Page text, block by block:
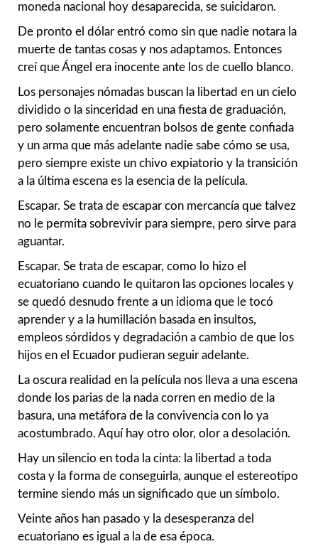
moneda nacional hoy desaparecida, se suicidaron.
De pronto el dólar entró como sin que nadie notara la
muerte de tantas cosas y nos adaptamos. Entonces
creí que Ángel era inocente ante los de cuello blanco.
Los personajes nómadas buscan la libertad en un cielo
dividido o la sinceridad en una fiesta de graduación,
pero solamente encuentran bolsos de gente confiada
y un arma que más adelante nadie sabe cómo se usa,
pero siempre existe un chivo expiatorio y la transición
a la última escena es la esencia de la película.
Escapar. Se trata de escapar con mercancía que talvez
no le permita sobrevivir para siempre, pero sirve para
aguantar.
Escapar. Se trata de escapar, como lo hizo el
ecuatoriano cuando le quitaron las opciones locales y
se quedó desnudo frente a un idioma que le tocó
aprender y a la humillación basada en insultos,
empleos sórdidos y degradación a cambio de que los
hijos en el Ecuador pudieran seguir adelante.
La oscura realidad en la película nos lleva a una escena
donde los parias de la nada corren en medio de la
basura, una metáfora de la convivencia con lo ya
acostumbrado. Aquí hay otro olor, olor a desolación.
Hay un silencio en toda la cinta: la libertad a toda
costa y la forma de conseguirla, aunque el estereotipo
termine siendo más un significado que un símbolo.
Veinte años han pasado y la desesperanza del
ecuatoriano es igual a la de esa época.